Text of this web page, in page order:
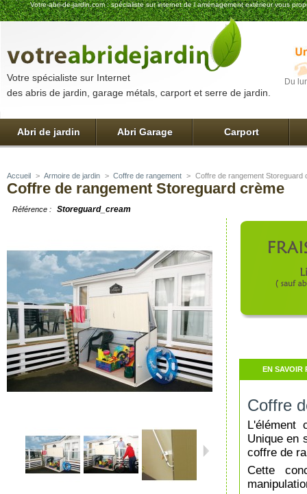
Votre-abri-de-jardin.com : spécialiste sur internet de l aménagement extérieur vous
Abri de jardin Abri Garage Carport
Du
Votre spécialiste sur Internet
des abris de jardin, garage métals, carport et serre de jardin.
Accueil > Armoire de jardin > Coffre de rangement > Coffre de rangement Storeguard
Coffre de rangement Storeguard crème
Référence : Storeguard_cream
EN SAVOIR
Coffre
L'élément
Unique en
coffre de
Cette